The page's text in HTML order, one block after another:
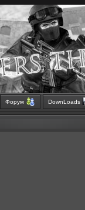
Форум DownLoads